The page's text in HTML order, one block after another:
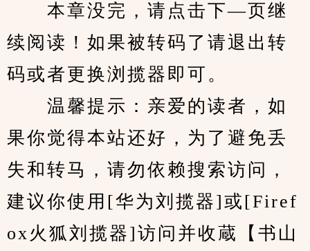
本章没完，请点击下—页继
续阅读！如果被转码了请退出转
码或者更换浏揽器即可。
温馨提示：亲爱的读者，如
果你觉得本站还好，为了避免丢
失和转马，请勿依赖搜索访问，
建议你使用[华为刘揽器]或[Firef
ox火狐刘揽器]访问并收蔵【书山